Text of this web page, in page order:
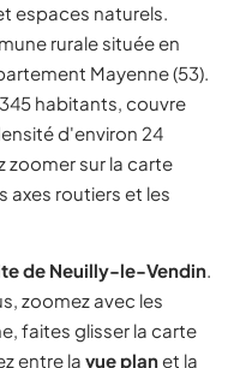
espaces naturels.
rurale située en
Mayenne (53).
habitants, couvre
d'environ 24
zoomer sur la carte
axes routiers et les
de Neuilly-le-Vendin.
zoomez avec les
faites glisser la carte
entre la vue planet la